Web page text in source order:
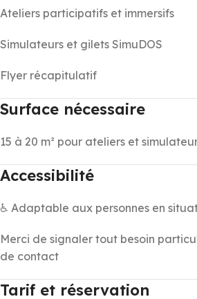
Ateliers participatifs et immersifs
Simulateurs et gilets SimuDOS
Flyer récapitulatif
Surface nécessaire
15 à 20 m² pour ateliers et
Accessibilité
♿ Adaptable aux personnes en
Merci de signaler tout besoin
de contact
Tarif et réservation